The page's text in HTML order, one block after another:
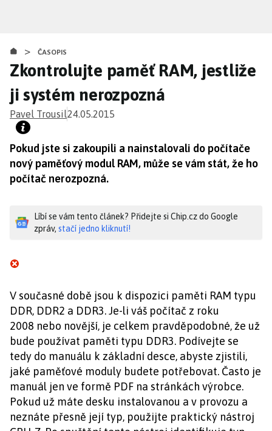
obsahu
> ČASOPIS
Zkontrolujte paměť RAM, jestliže
ji systém nerozpozná
Pavel Trousil24.05.2015
Pokud jste si zakoupili a nainstalovali do počítače
nový paměťový modul RAM, může se vám stát, že ho
počítač nerozpozná.
Líbí se vám tento článek? Přidejte si Chip.cz do Google
zpráv, stačí jedno kliknutí!
V současné době jsou k dispozici paměti RAM typu
DDR, DDR2 a DDR3. Je-li váš počítač z roku
2008 nebo novější, je celkem pravděpodobné, že už
bude používat paměti typu DDR3. Podívejte se
tedy do manuálu k základní desce, abyste zjistili,
jaké paměťové moduly budete potřebovat. Často je
manuál jen ve formě PDF na stránkách výrobce.
Pokud už máte desku instalovanou a v provozu a
neznáte přesně její typ, použijte praktický nástroj